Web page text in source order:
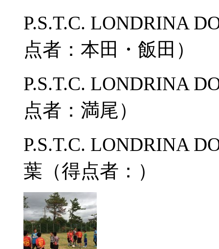
P.S.T.C. LONDRINA
点者：本田・飯田）
P.S.T.C. LONDRINA
点者：満尾）
P.S.T.C. LONDRINA
葉（得点者：）